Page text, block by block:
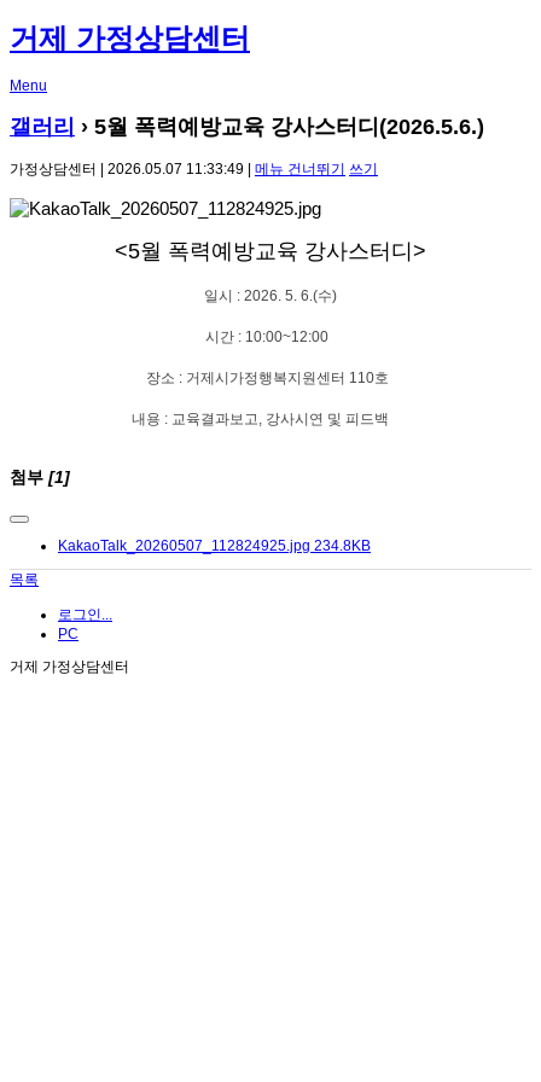
거제 가정상담센터
Menu
갤러리 › 5월 폭력예방교육 강사스터디(2026.5.6.)
가정상담센터 | 2026.05.07 11:33:49 | 메뉴 건너뛰기 쓰기
<5월 폭력예방교육 강사스터디 >
일시 : 2026. 5. 6.(수)
시간 : 10:00~12:00
장소 : 거제시가정행복지원센터 110호
내용 : 교육결과보고, 강사시연 및 피드백
첨부 [1]
KakaoTalk_20260507_112824925.jpg 234.8KB
목록
로그인...
PC
거제 가정상담센터